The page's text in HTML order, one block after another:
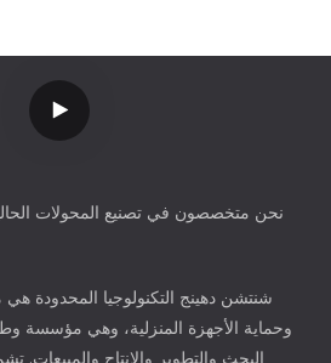
نحن متخصصون في تصنيع المحولات
شنتشن دهينج التكنولوجيا المحدودة
وحماية الأجهزة المنزلية، وهي مؤسسة